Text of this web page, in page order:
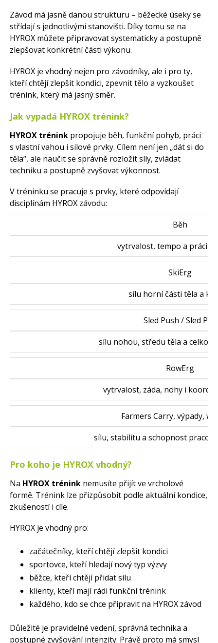
Závod má jasně danou strukturu – běžecké úseky se
střídají s jednotlivými stanovišti. Díky tomu se na
HYROX můžete připravovat systematicky a postupně
zlepšovat konkrétní části výkonu.
HYROX je vhodný nejen pro závodníky, ale i pro ty,
kteří chtějí zlepšit kondici, zpevnit tělo a vyzkoušet
trénink, který má jasný směr.
Jak vypadá HYROX trénink?
HYROX trénink propojuje běh, funkční pohyb, práci
s vlastní vahou i silové prvky. Cílem není jen „dát si do
těla“, ale naučit se správně rozložit síly, zvládat
techniku a postupně zvyšovat výkonnost.
V tréninku se pracuje s prvky, které odpovídají
disciplínám HYROX závodu:
Běh
SkiErg
sílu horní
Sled Push / Sled Pull
sílu nohou,
RowErg
vytrvalost, záda,
sílu, stabilitu a
Pro koho je HYROX vhodný?
Na HYROX trénink nemusíte přijít ve vrcholové
formě. Trénink lze přizpůsobit podle aktuální kondice,
zkušeností i cíle.
HYROX je vhodný pro:
začátečníky, kteří chtějí zlepšit kondici
sportovce, kteří hledají nový typ výzvy
běžce, kteří chtějí přidat sílu
klienty, kteří mají rádi funkční trénink
každého, kdo se chce připravit na HYROX závod
Důležité je pravidelné vedení, správná technika a
postupné zvyšování intenzity. Právě proto má smysl